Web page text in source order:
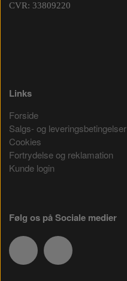
CVR: 33809220
Links
Forside
Salgs- og leveringsbetingelser
Cookies
Fortrydelse og reklamation
Kunde login
Følg os på Sociale medier